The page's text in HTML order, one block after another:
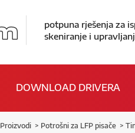
potpuna rješenja za
skeniranje i
DOWNLOAD DRIVERA
Proizvodi Potrošni za LFP pisače